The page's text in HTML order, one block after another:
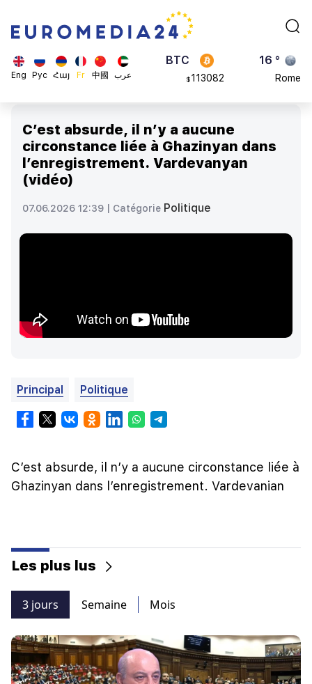
Eng Рус Հայ Fr 中國 عرب
BTC
ADA
0.868816
23 °
Madrid
C’est absurde, il n’y a aucune
circonstance liée à Ghazinyan dans
l’enregistrement. Vardevanyan
(vidéo)
07.06.2026 12:39 | Catégorie Politique
Principal Politique
C’est absurde, il n’y a aucune circonstance liée à
Ghazinyan dans l’enregistrement. Vardevanian
Les plus lus
3 jours Semaine Mois